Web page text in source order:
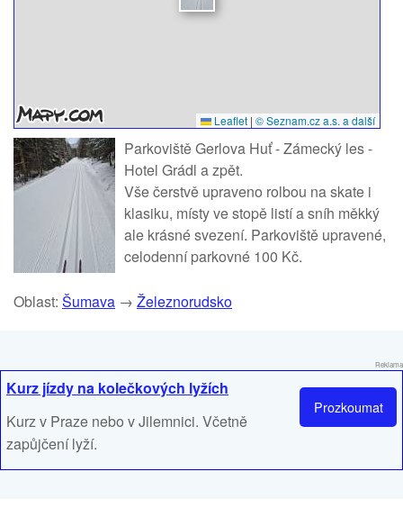
Leaflet | © Seznam.cz a.s. a další
Parkoviště Gerlova Huť - Zámecký les -
Hotel Grádl a zpět.
Vše čerstvě upraveno rolbou na skate i
klasiku, místy ve stopě listí a sníh měkký
ale krásné svezení. Parkoviště upravené,
celodenní parkovné 100 Kč.
Oblast: Šumava → Železnorudsko
Reklama
Prozkoumat
Kurz jízdy na kolečkových lyžích
Kurz v Praze nebo v Jilemnici. Včetně
zapůjčení lyží.